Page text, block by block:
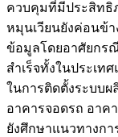
ควบคุมที่มีประสิทธิ
หมุนเวียนยังค่อนข้
ข้อมูลโดยอาศัยกร
สำเร็จทั้งในประเ
ในการติดตั้งระบบ
อาคารจอดรถ อาค
ยังศึกษาแนวทางก